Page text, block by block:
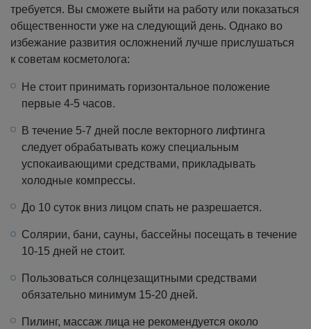
требуется. Вы сможете выйти на работу или показаться
общественности уже на следующий день. Однако во
избежание развития осложнений лучше прислушаться
к советам косметолога:
Не стоит принимать горизонтальное положение
первые 4-5 часов.
В течение 5-7 дней после векторного лифтинга
следует обрабатывать кожу специальным
успокаивающими средствами, прикладывать
холодные компрессы.
До 10 суток вниз лицом спать не разрешается.
Солярии, бани, сауны, бассейны посещать в течение
10-15 дней не стоит.
Пользоваться солнцезащитными средствами
обязательно минимум 15-20 дней.
Пилинг, массаж лица не рекомендуется около